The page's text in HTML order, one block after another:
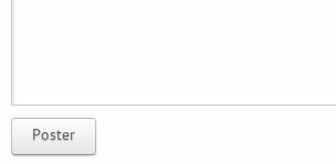
Poster